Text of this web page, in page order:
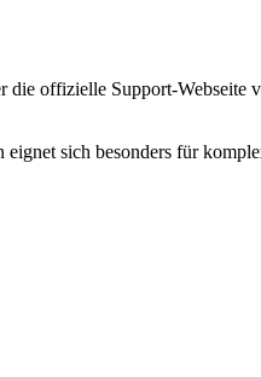
die offizielle Support-
sich besonders für